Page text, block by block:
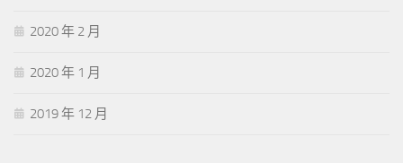
2020 年 2 月
2020 年 1 月
2019 年 12 月